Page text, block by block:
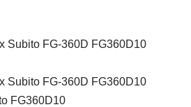
Subito FG-360D FG360D10
Subito FG-360D FG360D10
FG360D10